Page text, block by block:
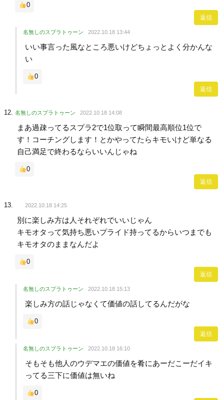
0
返信
名無しのスプラトゥーン 2022.10.18 13:44
いい事言った風なところ悪いけどちょっとよく分かんな
い
0
返信
名無しのスプラトゥーン 2022.10.18 14:08
まあ過疎ってるスプラ2で1位取って瞬間最高順位1位で
す！コーチングします！とかやってたらキモいけど単なる
自己満足で終わるならいいんじゃね
0
返信
2022.10.18 14:25
別に楽しみ方は人それぞれでいいじゃん
キモオタって気持ち悪いプライド持ってるからいつまでも
キモオタのままなんだよ
0
返信
名無しのスプラトゥーン 2022.10.18 15:13
楽しみ方の話じゃなくて価値の話してるんだがな
0
返信
名無しのスプラトゥーン 2022.10.18 16:10
そもそも他人のウデマエの価値を肴にあーだこーだイキ
ってる三下に価値は無いね
0